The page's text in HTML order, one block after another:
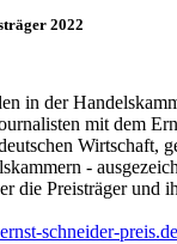
2022
in der
mit dem
Wirtschaft,
-
die Preisträger und
schneider-